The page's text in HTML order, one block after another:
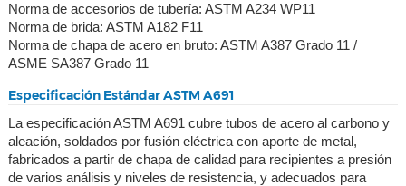
Norma de accesorios de tubería: ASTM A234 WP11
Norma de brida: ASTM A182 F11
Norma de chapa de acero en bruto: ASTM A387 Grado 11 /
ASME SA387 Grado 11
Especificación Estándar ASTM A691
La especificación ASTM A691 cubre tubos de acero al carbono y
aleación, soldados por fusión eléctrica con aporte de metal,
fabricados a partir de chapa de calidad para recipientes a presión
de varios análisis y niveles de resistencia, y adecuados para